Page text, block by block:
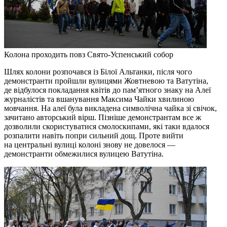
Колона проходить повз Свято-Успенський собор
Шлях колони розпочався із Білої Альтанки, після чого
демонстранти пройшли вулицями Жовтневою та Ватутіна,
де відбулося покладання квітів до пам’ятного знаку на Алеї
журналістів та вшанування Максима Чайки хвилиною
мовчання. На алеї була викладена символічна чайка зі свічок,
зачитано авторський вірш. Пізніше демонстрантам все ж
дозволили скористуватися смолоскипами, які таки вдалося
розпалити навіть попри сильний дощ. Проте вийти
на центральні вулиці колоні знову не довелося —
демонстранти обмежилися вулицею Ватутіна.